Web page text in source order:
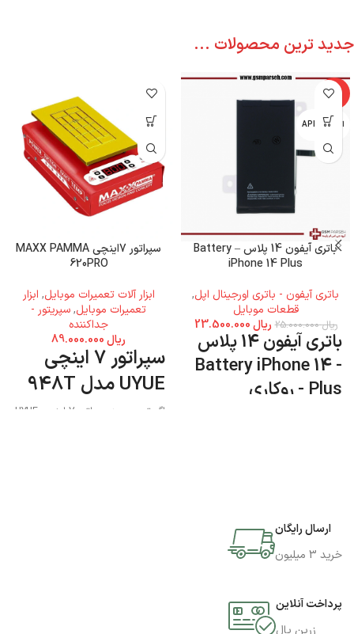
جدید ترین محصولات ...
-6%
اپل - APPLE
باتری آیفون 14 پلاس – Battery
iPhone 14 Plus
باتری آیفون - باتری اورجینال اپل,
قطعات موبایل
ریال25.000.000 ریال
باتری آیفون 14 پلاس
- Battery iPhone 14
Plus - روکاری
سپراتور 7اینچی MAXX PAMMA
620PRO
ابزار آلات تعمیرات موبایل, ابزار
تعمیرات موبایل,سپریتور -
جداکننده
ریال
سپراتور 7 اینچی
UYUE مدل 948T
اگر تصمیم به سپراتور 7 اینچی UYUE
ارسال رایگان
خرید 3 میلیون
پرداخت آنلاین